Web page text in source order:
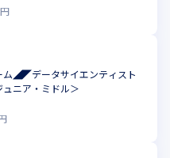
◢◤データサイエンティスト
ュニア・ミドル＞